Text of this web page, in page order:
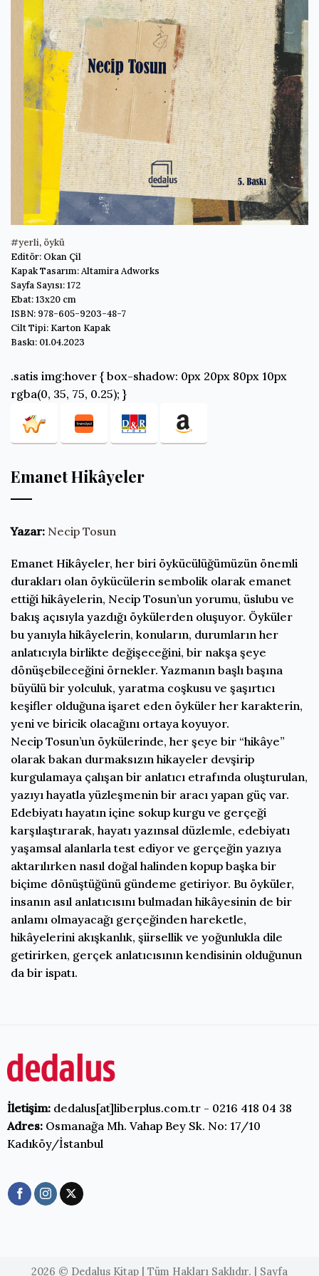
#yerli, öykü
Editör: Okan Çil
Kapak Tasarım: Altamira Adworks
Sayfa Sayısı: 172
Ebat: 13x20 cm
ISBN: 978-605-9203-48-7
Cilt Tipi: Karton Kapak
Baskı: 01.04.2023
.satis img:hover { box-shadow: 0px 20px 80px 10px
rgba(0, 35, 75, 0.25); }
Emanet Hikâyeler
Yazar: Necip Tosun
Emanet Hikâyeler, her biri öykücülüğümüzün önemli
durakları olan öykücülerin sembolik olarak emanet
ettiği hikâyelerin, Necip Tosun’un yorumu, üslubu ve
bakış açısıyla yazdığı öykülerden oluşuyor. Öyküler
bu yanıyla hikâyelerin, konuların, durumların her
anlatıcıyla birlikte değişeceğini, bir nakşa şeye
dönüşebileceğini örnekler. Yazmanın başlı başına
büyülü bir yolculuk, yaratma coşkusu ve şaşırtıcı
keşifler olduğuna işaret eden öyküler her karakterin,
yeni ve biricik olacağını ortaya koyuyor.
Necip Tosun’un öykülerinde, her şeye bir “hikâye”
olarak bakan durmaksızın hikayeler devşirip
kurgulamaya çalışan bir anlatıcı etrafında oluşturulan,
yazıyı hayatla yüzleşmenin bir aracı yapan güç var.
Edebiyatı hayatın içine sokup kurgu ve gerçeği
karşılaştırarak, hayatı yazınsal düzlemle, edebiyatı
yaşamsal alanlarla test ediyor ve gerçeğin yazıya
aktarılırken nasıl doğal halinden kopup başka bir
biçime dönüştüğünü gündeme getiriyor. Bu öyküler,
insanın asıl anlatıcısını bulmadan hikâyesinin de bir
anlamı olmayacağı gerçeğinden hareketle,
hikâyelerini akışkanlık, şiirsellik ve yoğunlukla dile
getirirken, gerçek anlatıcısının kendisinin olduğunun
da bir ispatı.
İletişim:dedalus[at]liberplus.com.tr - 0216 418 04 38
Adres:Osmanağa Mh. Vahap Bey Sk. No: 17/10
Kadıköy/İstanbul
2026 © Dedalus Kitap | Tüm Hakları Saklıdır. | Sayfa